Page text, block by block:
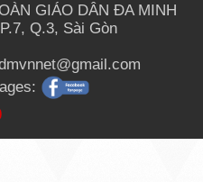
GIÁO DÂN ĐA MINH
Q.3, Sài Gòn